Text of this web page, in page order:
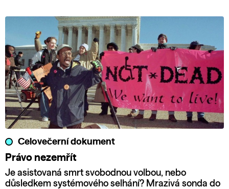
Celovečerní dokument
Právo nezemřít
Je asistovaná smrt svobodnou volbou, nebo
důsledkem systémového selhání? Mrazivá sonda do